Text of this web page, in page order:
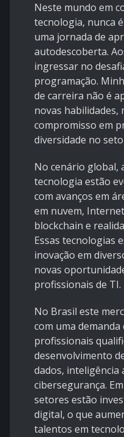
Neste mundo em
tecnologia, nunca
uma jornada de
autodescoberta.
ingressar no
programação.
de carreira não é
novas habilidades,
compromisso em
diversidade no
No cenário global,
tecnologia estão
com avanços em
em nuvem,
blockchain e
Essas tecnologias
inovação em
novas
profissionais de TI.
No Brasil este
com uma
profissionais
desenvolvimento
dados, inteligência
cibersegurança.
setores estão
digital, o que
talentos em